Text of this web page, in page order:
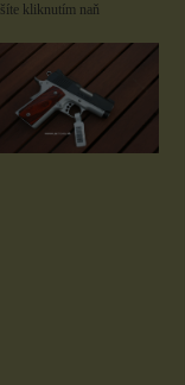
kliknutím naň